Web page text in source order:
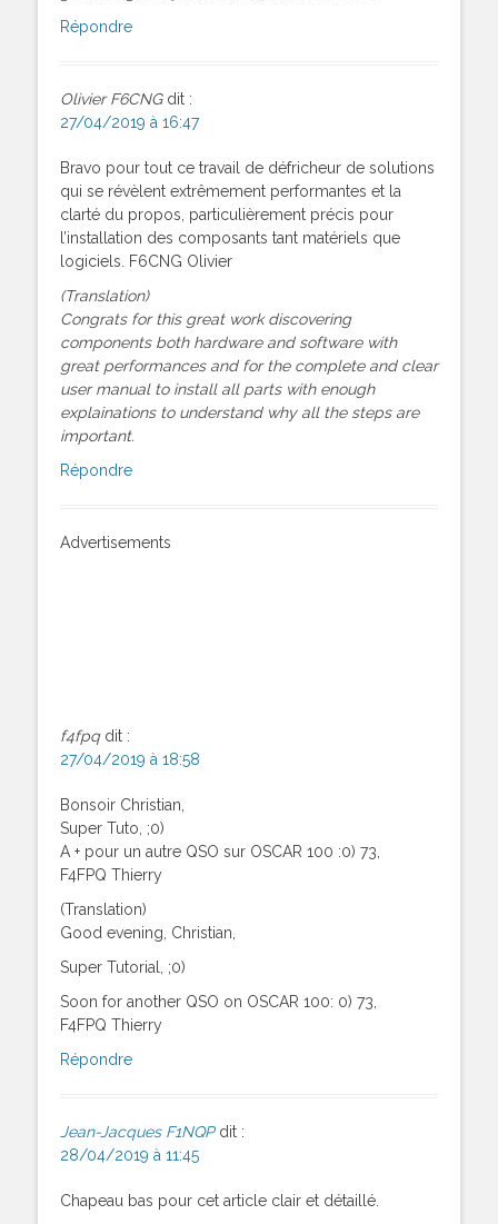
Répondre
Olivier F6CNG dit :
27/04/2019 à 16:47
Bravo pour tout ce travail de défricheur de solutions
qui se révèlent extrêmement performantes et la
clarté du propos, particulièrement précis pour
l’installation des composants tant matériels que
logiciels. F6CNG Olivier
(Translation)
Congrats for this great work discovering
components both hardware and software with
great performances and for the complete and clear
user manual to install all parts with enough
explainations to understand why all the steps are
important.
Répondre
Advertisements
f4fpq dit :
27/04/2019 à 18:58
Bonsoir Christian,
Super Tuto, ;0)
A + pour un autre QSO sur OSCAR 100 :0) 73,
F4FPQ Thierry
(Translation)
Good evening, Christian,
Super Tutorial, ;0)
Soon for another QSO on OSCAR 100: 0) 73,
F4FPQ Thierry
Répondre
Jean-Jacques F1NQP dit :
28/04/2019 à 11:45
Chapeau bas pour cet article clair et détaillé.